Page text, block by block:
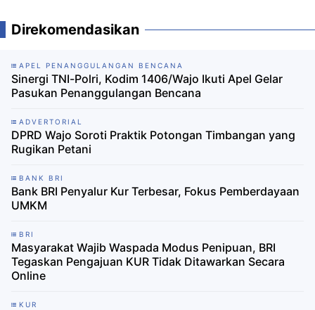
Direkomendasikan
APEL PENANGGULANGAN BENCANA
Sinergi TNI-Polri, Kodim 1406/Wajo Ikuti Apel Gelar
Pasukan Penanggulangan Bencana
ADVERTORIAL
DPRD Wajo Soroti Praktik Potongan Timbangan yang
Rugikan Petani
BANK BRI
Bank BRI Penyalur Kur Terbesar, Fokus Pemberdayaan
UMKM
BRI
Masyarakat Wajib Waspada Modus Penipuan, BRI
Tegaskan Pengajuan KUR Tidak Ditawarkan Secara
Online
KUR